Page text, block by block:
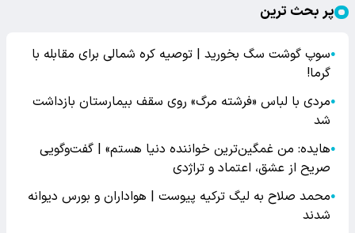
پر بحث ترین
●سوپ گوشت سگ بخورید | توصیه کره شمالی برای مقابله با
گرما!
●مردی با لباس «فرشته مرگ» روی سقف بیمارستان بازداشت
شد
●هایده: من غمگین‌ترین خواننده دنیا هستم» | گفت‌وگویی
صریح از عشق، اعتماد و تراژدی
●محمد صلاح به لیگ ترکیه پیوست | هواداران و بورس دیوانه
شدند